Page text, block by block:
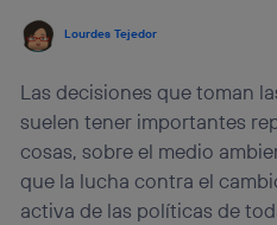
Lourdes Tejedor
Las decisiones que toman
suelen tener importantes
cosas, sobre el medio
que la lucha contra el
activa de las políticas de